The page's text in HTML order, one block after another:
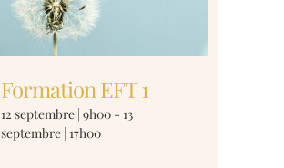
Formation EFT 1
12 septembre | 9h00 - 13
septembre | 17h00